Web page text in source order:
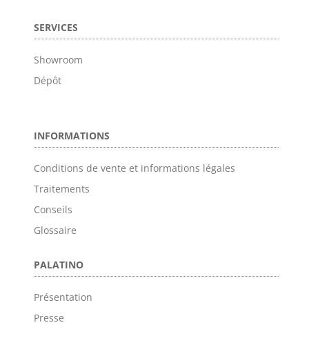
SERVICES
Showroom
Dépôt
INFORMATIONS
Conditions de vente et informations légales
Traitements
Conseils
Glossaire
PALATINO
Présentation
Presse